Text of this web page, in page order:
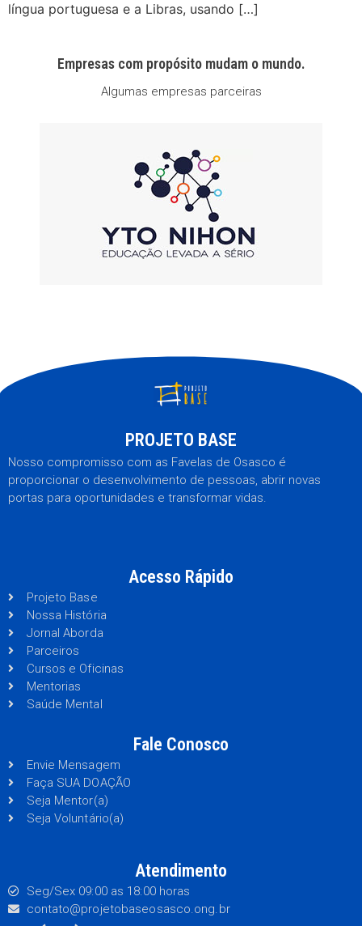
língua portuguesa e a Libras, usando […]
Empresas com propósito mudam o mundo.
Algumas empresas parceiras
PROJETO BASE
Nosso compromisso com as Favelas de Osasco é
proporcionar o desenvolvimento de pessoas, abrir novas
portas para oportunidades e transformar vidas.
Acesso Rápido
Projeto Base
Nossa História
Jornal Aborda
Parceiros
Cursos e Oficinas
Mentorias
Saúde Mental
Fale Conosco
Envie Mensagem
Faça SUA DOAÇÃO
Seja Mentor(a)
Seja Voluntário(a)
Atendimento
Seg/Sex 09:00 as 18:00 horas
contato@projetobaseosasco.ong.br